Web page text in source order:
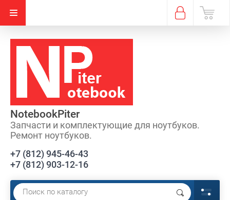
NotebookPiter
Запчасти и комплектующие для ноутбуков.
Ремонт ноутбуков.
+7 (812) 945-46-43
+7 (812) 903-12-16